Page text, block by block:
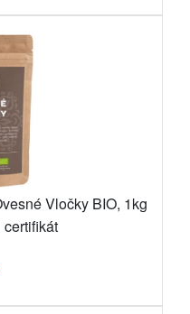
Vločky BIO, 1kg